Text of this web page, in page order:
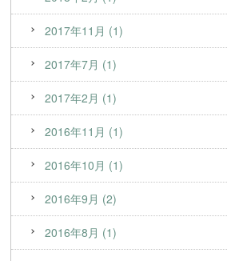
2017年11月 (1)
2017年7月 (1)
2017年2月 (1)
2016年11月 (1)
2016年10月 (1)
2016年9月 (2)
2016年8月 (1)